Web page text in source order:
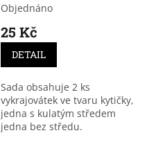
Objednáno
25 Kč
DETAIL
Sada obsahuje 2 ks
vykrajovátek ve tvaru kytičky,
jedna s kulatým středem
jedna bez středu.